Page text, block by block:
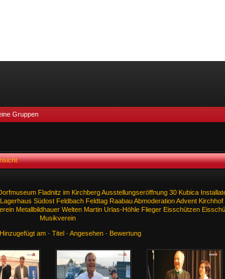
Gruppen
Fladnitz im Kirchberg Ausstellungseröffnung 30 Kubica
Lagerhaus Südost Feldbach Feldtag Raabau Abmoderation Advent Kirchhof
Metallbildhauer Welten Martin Urlas-Höhle Flieger Eisschützen
Musikverein
Hinzugefügt am - Titel - Angesehen - Bewertung